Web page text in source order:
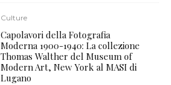
Culture
Capolavori della Fotografia
Moderna 1900-1940: La collezione
Thomas Walther del Museum of
Modern Art, New York al MASI di
Lugano